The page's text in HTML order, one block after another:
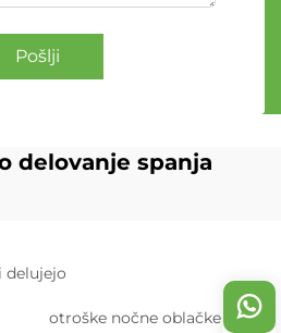
Pošlji
delovanje spanja
delujejo
otroške nočne oblačke